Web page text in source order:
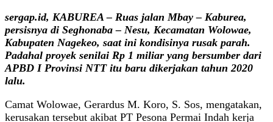
sergap.id, KABUREA – Ruas jalan Mbay – Kaburea,
persisnya di Seghonaba – Nesu, Kecamatan Wolowae,
Kabupaten Nagekeo, saat ini kondisinya rusak parah.
Padahal proyek senilai Rp 1 miliar yang bersumber dari
APBD I Provinsi NTT itu baru dikerjakan tahun 2020
lalu.
Camat Wolowae, Gerardus M. Koro, S. Sos, mengatakan,
kerusakan tersebut akibat PT Pesona Permai Indah kerja